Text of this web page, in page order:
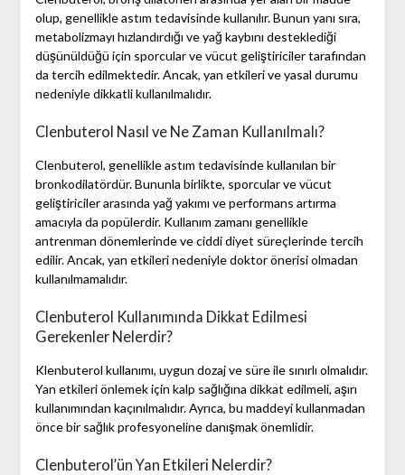
olup, genellikle astım tedavisinde kullanılır. Bunun yanı sıra,
metabolizmayı hızlandırdığı ve yağ kaybını desteklediği
düşünüldüğü için sporcular ve vücut geliştiriciler tarafından
da tercih edilmektedir. Ancak, yan etkileri ve yasal durumu
nedeniyle dikkatli kullanılmalıdır.
Clenbuterol Nasıl ve Ne Zaman Kullanılmalı?
Clenbuterol, genellikle astım tedavisinde kullanılan bir
bronkodilatördür. Bununla birlikte, sporcular ve vücut
geliştiriciler arasında yağ yakımı ve performans artırma
amacıyla da popülerdir. Kullanım zamanı genellikle
antrenman dönemlerinde ve ciddi diyet süreçlerinde tercih
edilir. Ancak, yan etkileri nedeniyle doktor önerisi olmadan
kullanılmamalıdır.
Clenbuterol Kullanımında Dikkat Edilmesi
Gerekenler Nelerdir?
Klenbuterol kullanımı, uygun dozaj ve süre ile sınırlı olmalıdır.
Yan etkileri önlemek için kalp sağlığına dikkat edilmeli, aşırı
kullanımından kaçınılmalıdır. Ayrıca, bu maddeyi kullanmadan
önce bir sağlık profesyoneline danışmak önemlidir.
Clenbuterol’ün Yan Etkileri Nelerdir?